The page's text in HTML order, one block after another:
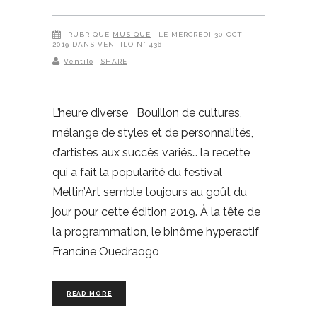
RUBRIQUE MUSIQUE
, LE MERCREDI 30 OCT
2019 DANS VENTILO N° 436
Ventilo SHARE
L’heure diverse Bouillon de cultures,
mélange de styles et de personnalités,
d’artistes aux succès variés… la recette
qui a fait la popularité du festival
Meltin’Art semble toujours au goût du
jour pour cette édition 2019. À la tête de
la programmation, le binôme hyperactif
Francine Ouedraogo
READ MORE